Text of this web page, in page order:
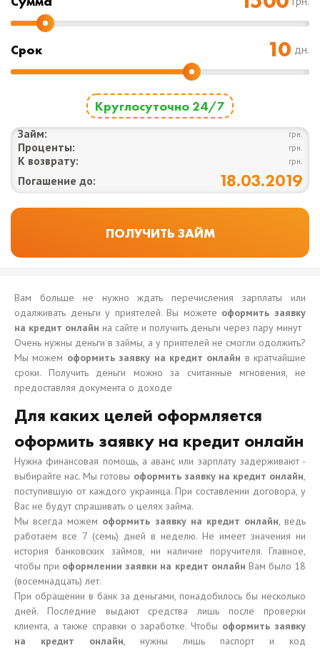
Срок дн.
Круглосуточно 24/7
Займ: грн.
Проценты: грн.
К возврату: грн.
Погашение до: 18.03.2019
Вам больше не нужно ждать перечисления зарплаты или
одалживать деньги у приятелей. Вы можете оформить заявку
на кредит онлайн на сайте и получить деньги через пару минут
Очень нужны деньги в займы, а у приятелей не смогли одолжить?
Мы можем оформить заявку на кредит онлайн в кратчайшие
сроки. Получить деньги можно за считанные мгновения, не
предоставляя документа о доходе
Для каких целей оформляется
оформить заявку на кредит онлайн
Нужна финансовая помощь, а аванс или зарплату задерживают -
выбирайте нас. Мы готовы оформить заявку на кредит онлайн,
поступившую от каждого украинца. При составлении договора, у
Вас не будут спрашивать о целях займа.
Мы всегда можем оформить заявку на кредит онлайн, ведь
работаем все 7 (семь) дней в неделю. Не имеет значения ни
история банковских займов, ни наличие поручителя. Главное,
чтобы при оформлении заявки на кредит онлайн Вам было 18
(восемнадцать) лет.
При обращении в банк за деньгами, понадобилось бы несколько
дней. Последние выдают средства лишь после проверки
клиента, а также справки о заработке. Чтобы оформить заявку
на кредит онлайн, нужны лишь паспорт и код